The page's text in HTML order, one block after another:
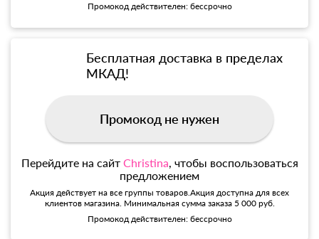
Промокод действителен: бессрочно
Бесплатная доставка в пределах
МКАД!
Промокод не нужен
Перейдите на сайт Christina, чтобы воспользоваться
предложением
Акция действует на все группы товаров.Акция доступна для всех
клиентов магазина. Минимальная сумма заказа 5 000 руб.
Промокод действителен: бессрочно